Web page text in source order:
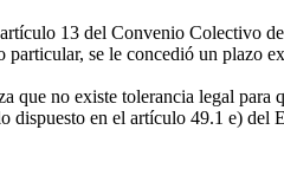
13 del Convenio Colectivo
se le concedió un plazo
que no existe tolerancia legal para
en el artículo 49.1 e) del